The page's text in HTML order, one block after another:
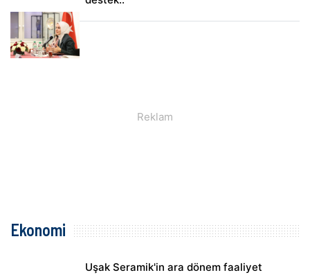
Ekonomi
Uşak Seramik'in ara dönem faaliyet